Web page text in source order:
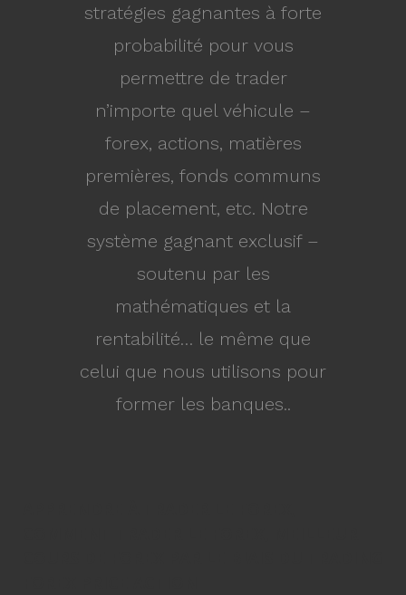
stratégies gagnantes à forte
probabilité pour vous
permettre de trader
n’importe quel véhicule –
forex, actions, matières
premières, fonds communs
de placement, etc. Notre
système gagnant exclusif –
soutenu par les
mathématiques et la
rentabilité… le même que
celui que nous utilisons pour
former les banques..